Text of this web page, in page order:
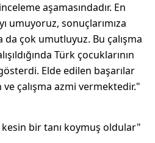
aşamasındadır. En
umuyoruz, sonuçlarımıza
çok umutluyuz. Bu çalışma
Türk çocuklarının
Elde edilen başarılar
çalışma azmi vermektedir."
kesin bir tanı koymuş oldular"